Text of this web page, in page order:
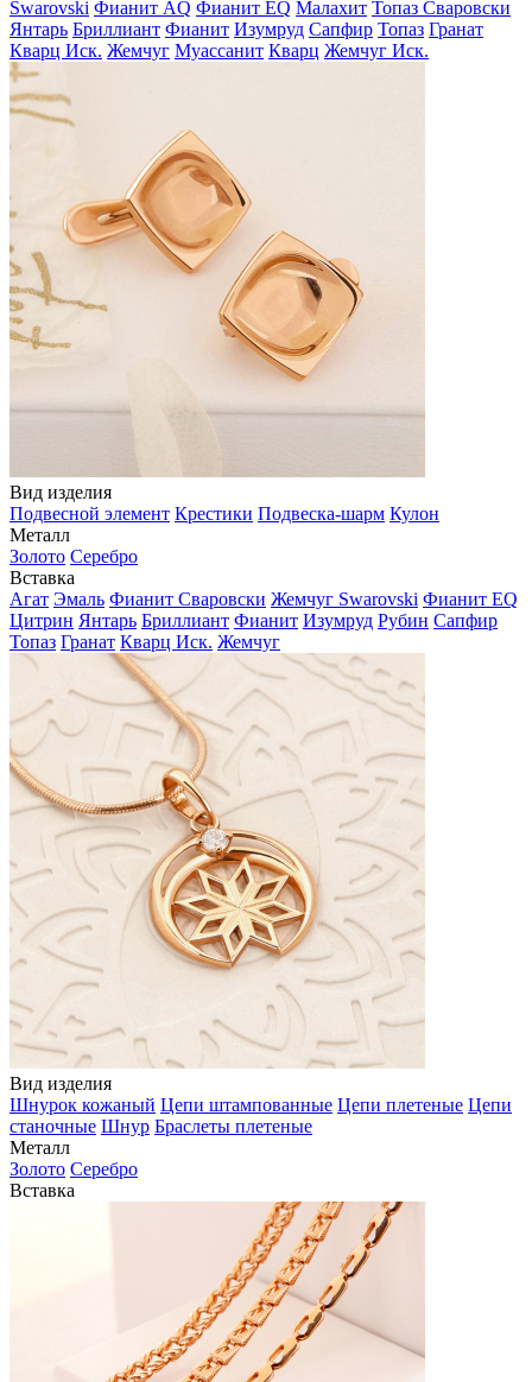
Swarovski Фианит AQ Фианит EQ Малахит Топаз Сваровски
Янтарь Бриллиант Фианит Изумруд Сапфир Топаз Гранат
Кварц Иск. Жемчуг Муассанит Кварц Жемчуг Иск.
Вид изделия
Подвесной элемент Крестики Подвеска-шарм Кулон
Металл
Золото Серебро
Вставка
Агат Эмаль Фианит Сваровски Жемчуг Swarovski Фианит EQ
Цитрин Янтарь Бриллиант Фианит Изумруд Рубин Сапфир
Топаз Гранат Кварц Иск. Жемчуг
Вид изделия
Шнурок кожаный Цепи штампованные Цепи плетеные Цепи
станочные Шнур Браслеты плетеные
Металл
Золото Серебро
Вставка